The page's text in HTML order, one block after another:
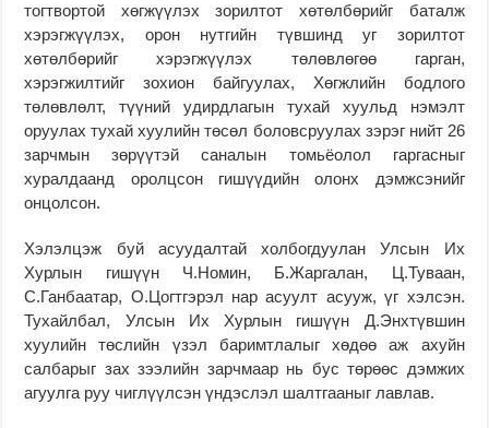
тогтвортой хөгжүүлэх зорилтот хөтөлбөрийг баталж
хэрэгжүүлэх, орон нутгийн түвшинд уг зорилтот
хөтөлбөрийг хэрэгжүүлэх төлөвлөгөө гарган,
хэрэгжилтийг зохион байгуулах, Хөгжлийн бодлого
төлөвлөлт, түүний удирдлагын тухай хуульд нэмэлт
оруулах тухай хуулийн төсөл боловсруулах зэрэг нийт 26
зарчмын зөрүүтэй саналын томьёолол гаргасныг
хуралдаанд оролцсон гишүүдийн олонх дэмжсэнийг
онцолсон.
Хэлэлцэж буй асуудалтай холбогдуулан Улсын Их
Хурлын гишүүн Ч.Номин, Б.Жаргалан, Ц.Туваан,
С.Ганбаатар, О.Цогтгэрэл нар асуулт асууж, үг хэлсэн.
Тухайлбал, Улсын Их Хурлын гишүүн Д.Энхтүвшин
хуулийн төслийн үзэл баримтлалыг хөдөө аж ахуйн
салбарыг зах зээлийн зарчмаар нь бус төрөөс дэмжих
агуулга руу чиглүүлсэн үндэслэл шалтгааныг лавлав.